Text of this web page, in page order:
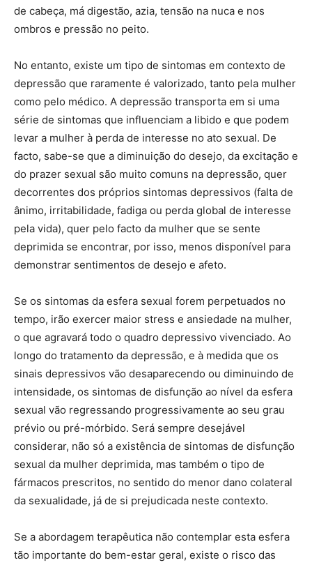
de cabeça, má digestão, azia, tensão na nuca e nos
ombros e pressão no peito.
No entanto, existe um tipo de sintomas em contexto de
depressão que raramente é valorizado, tanto pela mulher
como pelo médico. A depressão transporta em si uma
série de sintomas que influenciam a libido e que podem
levar a mulher à perda de interesse no ato sexual. De
facto, sabe-se que a diminuição do desejo, da excitação e
do prazer sexual são muito comuns na depressão, quer
decorrentes dos próprios sintomas depressivos (falta de
ânimo, irritabilidade, fadiga ou perda global de interesse
pela vida), quer pelo facto da mulher que se sente
deprimida se encontrar, por isso, menos disponível para
demonstrar sentimentos de desejo e afeto.
Se os sintomas da esfera sexual forem perpetuados no
tempo, irão exercer maior stress e ansiedade na mulher,
o que agravará todo o quadro depressivo vivenciado. Ao
longo do tratamento da depressão, e à medida que os
sinais depressivos vão desaparecendo ou diminuindo de
intensidade, os sintomas de disfunção ao nível da esfera
sexual vão regressando progressivamente ao seu grau
prévio ou pré-mórbido. Será sempre desejável
considerar, não só a existência de sintomas de disfunção
sexual da mulher deprimida, mas também o tipo de
fármacos prescritos, no sentido do menor dano colateral
da sexualidade, já de si prejudicada neste contexto.
Se a abordagem terapêutica não contemplar esta esfera
tão importante do bem-estar geral, existe o risco das